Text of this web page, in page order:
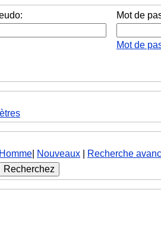
Mot de
Mot de
Nouveaux
Recherche